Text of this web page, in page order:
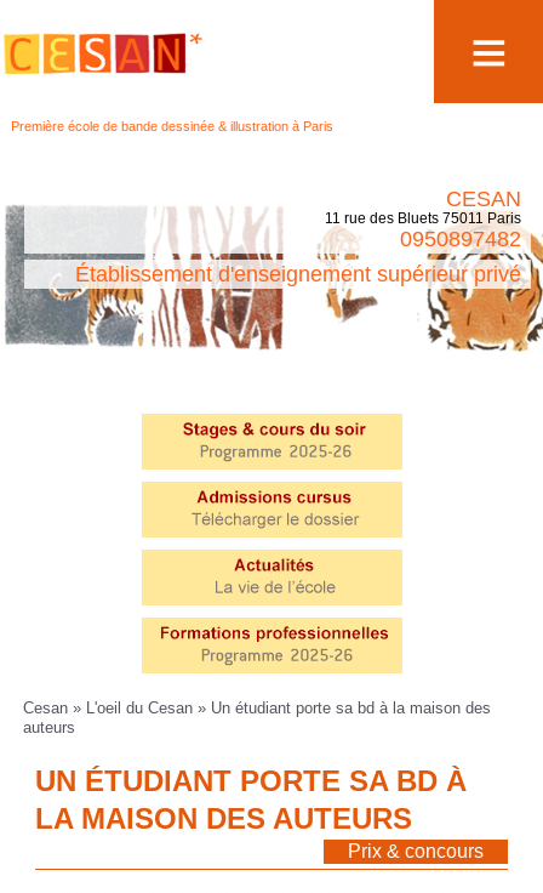
Première école de bande dessinée & illustration à Paris
au
CESAN
11 rue des Bluets 75011 Paris
0950897482
Établissement d'enseignement supérieur privé
Cesan » L'oeil du Cesan» Un étudiant porte sa bd à la maison des
auteurs
UN ÉTUDIANT PORTE SA BD À
LA MAISON DES AUTEURS
<<< Retour
Prix & concours